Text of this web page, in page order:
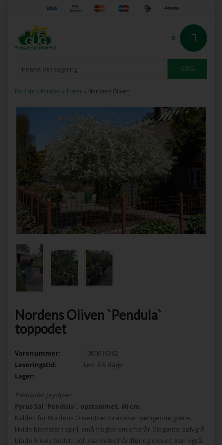
0
Forside » Planter » Træer » Nordens Oliven
Nordens Oliven `Pendula`
toppodet
Varenummer:
1000016362
Leveringstid:
Lev. 3-5 dage
Lager:
Pilebladet prydpær
Pyrus Sal `Pendula`, opstammet, 60 cm.
Kaldes for Nordens Oliventræ. Graciøse, hængende grene.
Hvide blomster i april, små frugter om efterår. Elegante, sølvgrå
blade.Trives bedst i sol. Særdeles hårdfør og robust, kan også